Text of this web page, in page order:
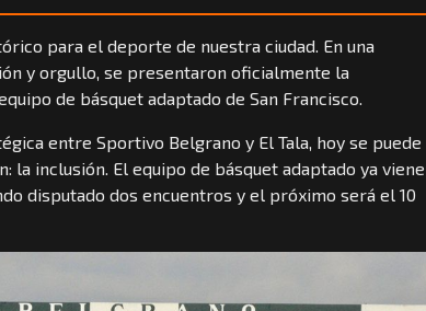
para el deporte de nuestra ciudad. En una
y orgullo, se presentaron oficialmente la
de básquet adaptado de San Francisco.
entre Sportivo Belgrano y El Tala, hoy se puede
la inclusión. El equipo de básquet adaptado ya viene
disputado dos encuentros y el próximo será el 10